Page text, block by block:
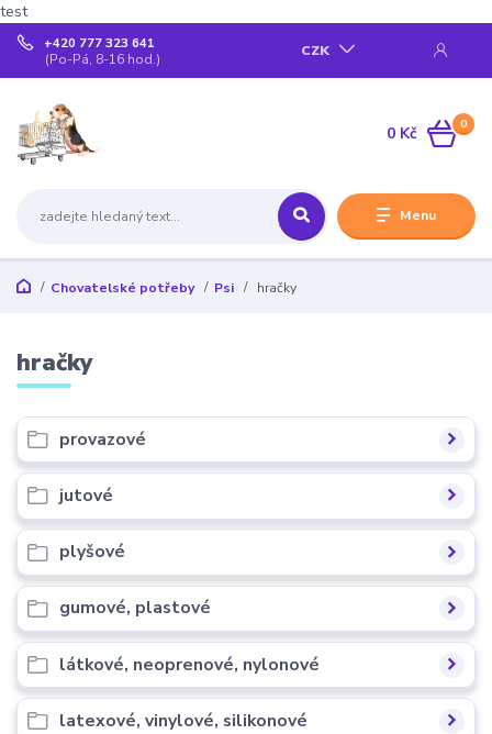
test
Menu
CZK
+420 777 323 641
(Po-Pá, 8-16 hod.)
0
0 Kč
Chovatelské potřeby Psi hračky
hračky
provazové
jutové
plyšové
gumové, plastové
látkové, neoprenové, nylonové
latexové, vinylové, silikonové